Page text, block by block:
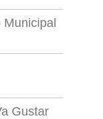
Municipal
Gustar